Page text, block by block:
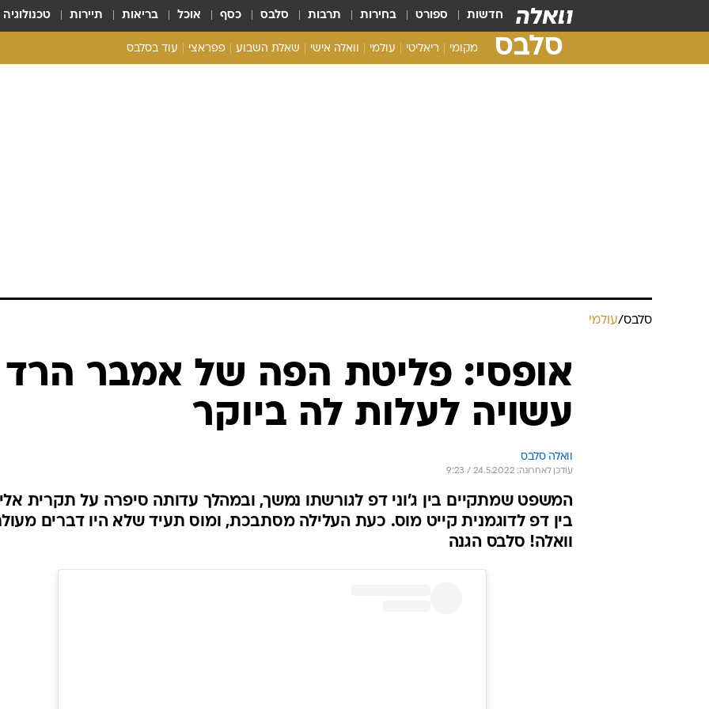
חדשות ספורט בחירות תרבות סלבס כסף אוכל בריאות תיירות טכנולוגיה
סלבס מקומי ריאליטי עולמי וואלה אישי שאלת השבוע פפראצי עוד בסלבס
סלבס/עולמי
אופסי: פליטת הפה של אמבר הרד
עשויה לעלות לה ביוקר
וואלה סלבס
עודכן לאחרונה: 24.5.2022 / 9:23
המשפט שמתקיים בין ג'וני דפ לגורשתו נמשך, ובמהלך עדותה סיפרה על תקרית
בין דפ לדוגמנית קייט מוס. כעת העלילה מסתבכת, ומוס תעיד שלא היו דברים
וואלה! סלבס הגנה